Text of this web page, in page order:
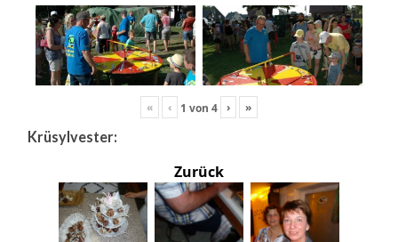
« ‹ 1 von 4 › »
Krüsylvester:
Zurück